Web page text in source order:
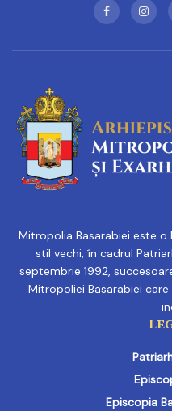
Mitropolia Basarabiei este
stil vechi, în cadrul
septembrie 1992,
Mitropoliei Basarabiei
Episcopia